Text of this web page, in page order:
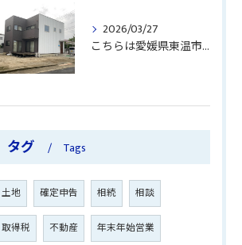
2026/03/27
こちらは愛媛県東温市南方に位置する中古住宅のご紹介です。
タグ Tags
土地 確定申告 相続 相談
取得税 不動産 年末年始営業